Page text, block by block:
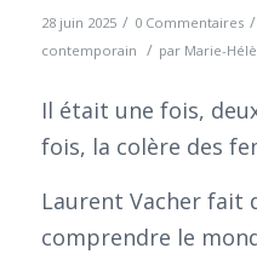
28 juin 2025 / 0 Commentaires /
contemporain / par Marie-
Il était une fois,
fois, la colère des
Laurent Vacher fait
comprendre le